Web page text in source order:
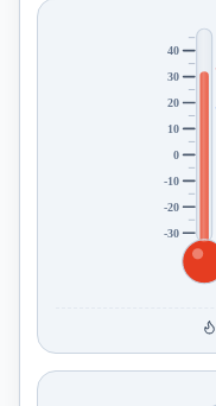
-30
-20
-10
0
10
20
30
40